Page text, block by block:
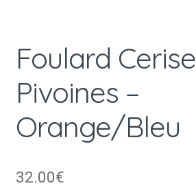
Foulard Cerise
Pivoines –
Orange/Bleu
32.00€